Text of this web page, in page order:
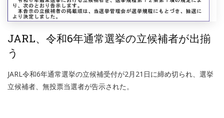
JARL、令和6年通常選挙の立候補者が出揃
う
JARL令和6年通常選挙の立候補受付が2月21日に締め切られ、選挙
立候補者、無投票当選者が告示された。